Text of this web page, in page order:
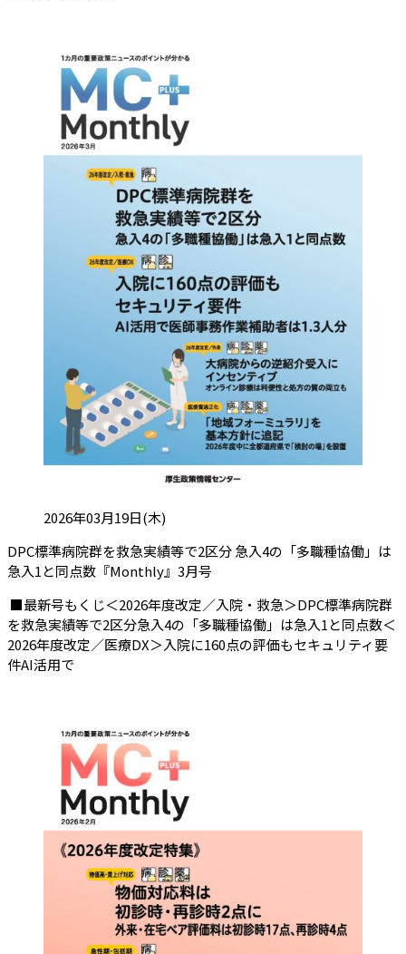
投稿日:2026年03月19日(木)
DPC標準病院群を救急実績等で2区分 急入4の「多職種協働」は
急入1と同点数『Monthly』3月号
■最新号もくじ＜2026年度改定／入院・救急＞DPC標準病院群
を救急実績等で2区分急入4の「多職種協働」は急入1と同点数＜
2026年度改定／医療DX＞入院に160点の評価もセキュリティ要
件AI活用で